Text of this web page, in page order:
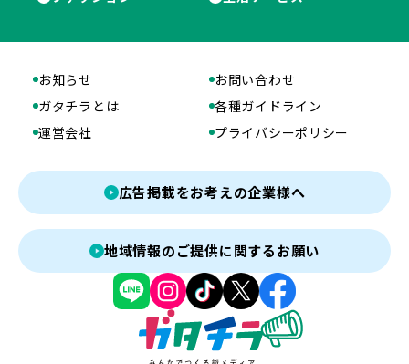
お知らせ
お問い合わせ
ガタチラとは
各種ガイドライン
運営会社
プライバシーポリシー
広告掲載をお考えの企業様へ
地域情報のご提供に関するお願い